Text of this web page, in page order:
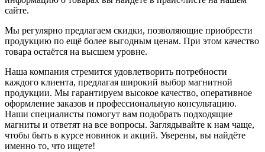
сайте.
Мы регулярно предлагаем скидки, позволяющие приобрести
продукцию по ещё более выгодным ценам. При этом качество
товара остаётся на высшем уровне.
Наша компания стремится удовлетворить потребности
каждого клиента, предлагая широкий выбор магнитной
продукции. Мы гарантируем высокое качество, оперативное
оформление заказов и профессиональную консультацию.
Наши специалисты помогут вам подобрать подходящие
магниты и ответят на все вопросы. Заглядывайте к нам чаще,
чтобы быть в курсе новинок и акций. Уверены, вы найдёте
именно то, что ищете!